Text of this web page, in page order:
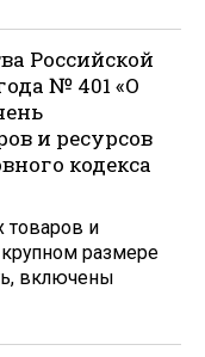
Российской
№ 401 «О
и ресурсов
кодекса
товаров и
размере
включены